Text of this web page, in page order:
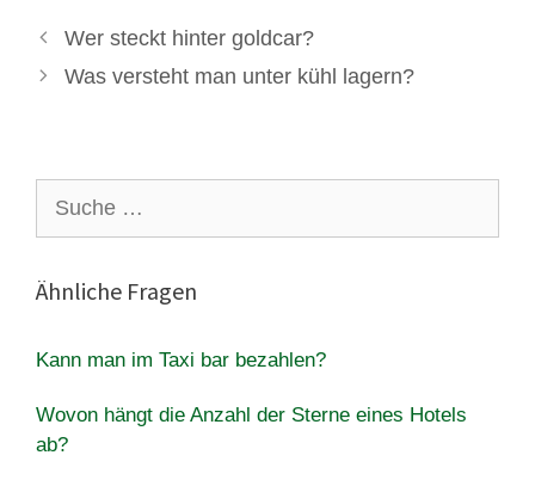
Wer steckt hinter goldcar?
Was versteht man unter kühl lagern?
nach:
Ähnliche Fragen
Kann man im Taxi bar bezahlen?
Wovon hängt die Anzahl der Sterne eines Hotels
ab?